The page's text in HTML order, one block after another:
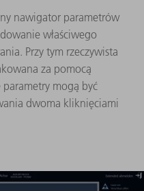
nawigator parametrów
właściwego
Przy tym rzeczywista
za pomocą
mogą być
dwoma kliknięciami